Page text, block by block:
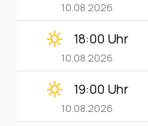
10.08.2026
clear_day 18:00 Uhr
10.08.2026
clear_day 19:00 Uhr
10.08.2026